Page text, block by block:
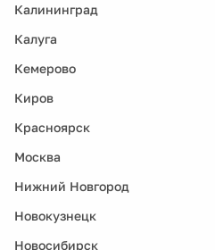
Калининград
Калуга
Кемерово
Киров
Красноярск
Москва
Нижний Новгород
Новокузнецк
Новосибирск